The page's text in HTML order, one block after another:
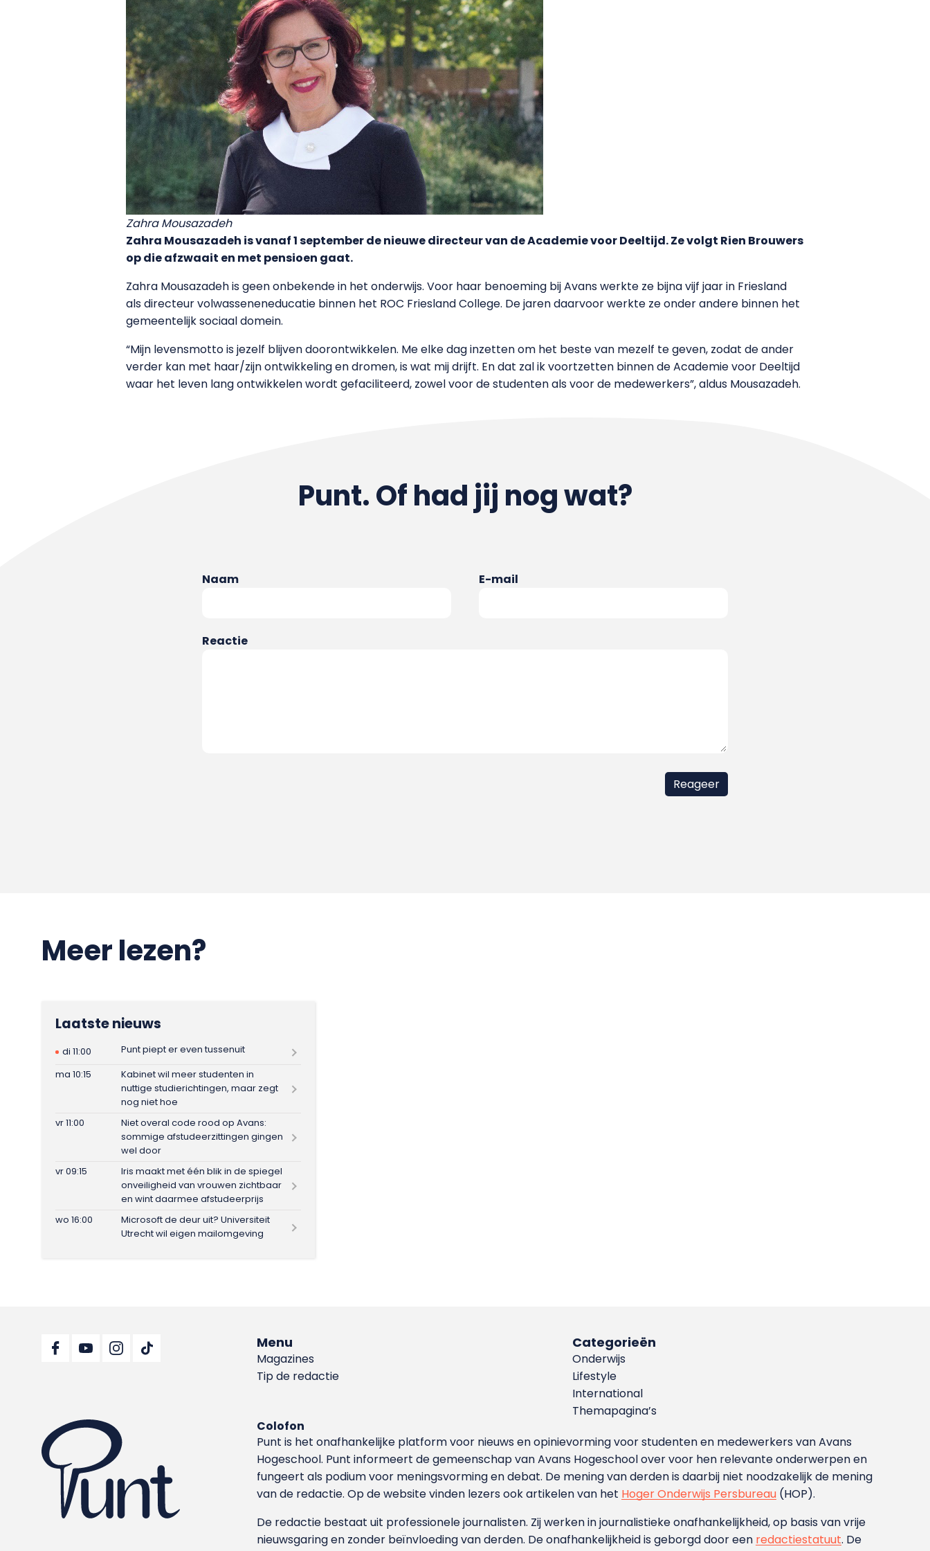
Zahra Mousazadeh
Zahra Mousazadeh is vanaf 1 september de nieuwe directeur van de Academie voor Deeltijd. Ze volgt Rien Brouwers
op die afzwaait en met pensioen gaat.
Zahra Mousazadeh is geen onbekende in het onderwijs. Voor haar benoeming bij Avans werkte ze bijna vijf jaar in Friesland
als directeur volwasseneneducatie binnen het ROC Friesland College. De jaren daarvoor werkte ze onder andere binnen het
gemeentelijk sociaal domein.
“Mijn levensmotto is jezelf blijven doorontwikkelen. Me elke dag inzetten om het beste van mezelf te geven, zodat de ander
verder kan met haar/zijn ontwikkeling en dromen, is wat mij drijft. En dat zal ik voortzetten binnen de Academie voor Deeltijd
waar het leven lang ontwikkelen wordt gefaciliteerd, zowel voor de studenten als voor de medewerkers”, aldus Mousazadeh.
Punt. Of had jij nog wat?
Naam E-mail
Reactie
Meer lezen?
Laatste nieuws
di 11:00
Punt piept er even tussenuit
ma 10:15
Kabinet wil meer studenten in
nuttige studierichtingen, maar zegt
nog niet hoe
vr 11:00
Niet overal code rood op Avans:
sommige afstudeerzittingen gingen
wel door
vr 09:15
Iris maakt met één blik in de spiegel
onveiligheid van vrouwen zichtbaar
en wint daarmee afstudeerprijs
wo 16:00
Microsoft de deur uit? Universiteit
Utrecht wil eigen mailomgeving
Menu
Magazines
Tip de redactie
Categorieën
Onderwijs
Lifestyle
International
Themapagina’s
Colofon
Punt is het onafhankelijke platform voor nieuws en opinievorming voor studenten en medewerkers van Avans
Hoge­school. Punt informeert de gemeenschap van Avans Hogeschool over voor hen relevante onderwerpen en
fungeert als podium voor meningsvorming en debat. De mening van derden is daarbij niet noodzakelijk de mening
van de redactie. Op de website vinden lezers ook artikelen van het Hoger Onderwijs Persbureau (HOP).
De redactie bestaat uit professionele journalisten. Zij werken in journalistieke onafhankelijkheid, op basis van vrije
nieuwsgaring en zonder beïnvloeding van derden. De onafhankelijkheid is geborgd door een redactiestatuut. De